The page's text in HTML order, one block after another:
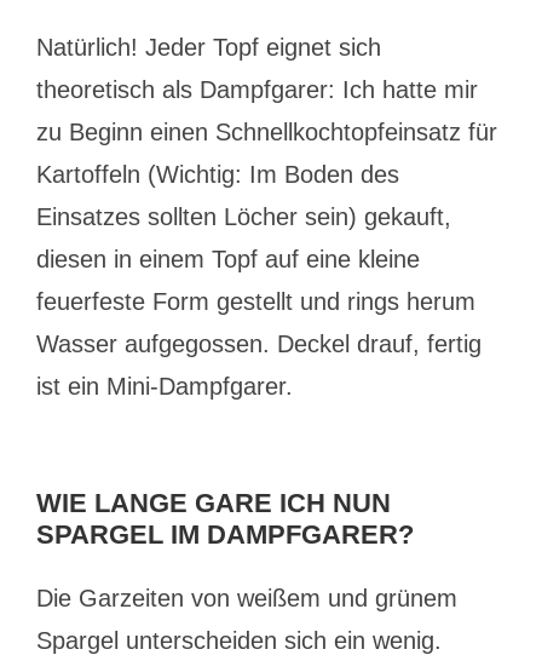
Natürlich! Jeder Topf eignet sich
theoretisch als Dampfgarer: Ich hatte mir
zu Beginn einen Schnellkochtopfeinsatz für
Kartoffeln (Wichtig: Im Boden des
Einsatzes sollten Löcher sein) gekauft,
diesen in einem Topf auf eine kleine
feuerfeste Form gestellt und rings herum
Wasser aufgegossen. Deckel drauf, fertig
ist ein Mini-Dampfgarer.
WIE LANGE GARE ICH NUN
SPARGEL IM DAMPFGARER?
Die Garzeiten von weißem und grünem
Spargel unterscheiden sich ein wenig.